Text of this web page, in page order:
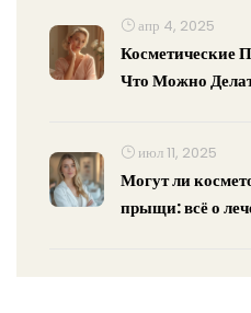
апр 4, 2025
Косметические
Что Можно
июл 11, 2025
Могут ли
прыщи: всё о